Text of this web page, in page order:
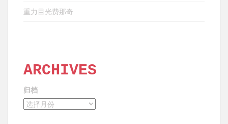
重力目光费那奇
ARCHIVES
归档